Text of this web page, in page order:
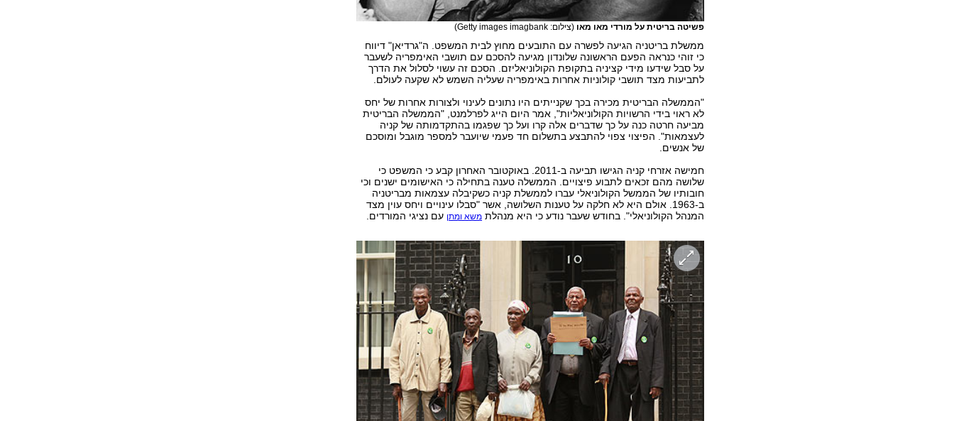
פשיטה בריטית על מורדי מאו מאו (צילום: Getty images imagbank)
ממשלת בריטניה הגיעה לפשרה עם התובעים מחוץ לבית המשפט. ה"גרדיאן" דיווח
כי זוהי כנראה הפעם הראשונה שלונדון מגיעה להסכם עם תושבי האימפריה לשעבר
על סבל שידעו מידי קציניה בתקופת הקולוניאליזם. הסכם זה עשוי לסלול את הדרך
לתביעות מצד תושבי קולוניות אחרות באימפריה שעליה השמש לא שקעה לעולם.
"הממשלה הבריטית מכירה בכך שקנייתים היו נתונים לעינוי ולצורות אחרות של יחס
לא ראוי בידי הרשויות הקולוניאליות", אמר היום הייג לפרלמנט, "הממשלה הבריטית
מביעה חרטה כנה על כך שדברים אלה קרו ועל כך שפגמו בהתקדמותה של קניה
לעצמאות". הפיצוי צפוי להתבצע בתשלום חד פעמי שיועבר למספר מוגבל ומוסכם
של אנשים.
חמישה אזרחי קניה הגישו תביעה ב-2011. באוקטובר האחרון קבע כי המשפט כי
שלושה מהם זכאים לתבוע פיצויים. הממשלה טענה בתחילה כי האישומים ישנים וכי
חובותיו של הממשל הקולוניאלי עברו לממשלת קניה כשקיבלה עצמאות מבריטניה
ב-1963. אולם היא לא חלקה על טענות השלושה, אשר "סבלו עינויים ויחס עוין מצד
המנהל הקולוניאלי". בחודש שעבר נודע כי היא מנהלת משא ומתן עם נציגי המורדים.